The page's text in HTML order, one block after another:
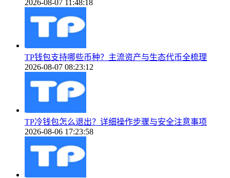
2026-08-07 11:48:18
TP钱包支持哪些币种？主流资产与生态代币全梳理
2026-08-07 08:23:12
TP冷钱包怎么退出？详细操作步骤与安全注意事项
2026-08-06 17:23:58